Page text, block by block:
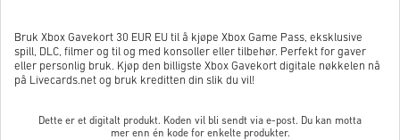
Bruk Xbox Gavekort 30 EUR EU til å kjøpe Xbox Game Pass, eksklusive
spill, DLC, filmer og til og med konsoller eller tilbehør. Perfekt for gaver
eller personlig bruk. Kjøp den billigste Xbox Gavekort digitale nøkkelen nå
på Livecards.net og bruk kreditten din slik du vil!
Dette er et digitalt produkt. Koden vil bli sendt via e-post. Du kan motta
mer enn én kode for enkelte produkter.